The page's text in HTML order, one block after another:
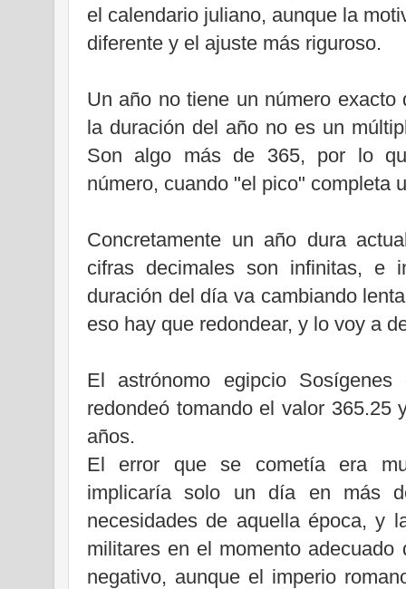
el calendario juliano, aunque la
diferente y el ajuste más riguroso.
Un año no tiene un número
la duración del año no es un
Son algo más de 365, por lo
número, cuando "el pico" completa
Concretamente un año dura
cifras decimales son infinitas, e
duración del día va cambiando
eso hay que redondear, y lo voy a
El astrónomo egipcio
redondeó tomando el valor
años.
El error que se cometía era
implicaría solo un día en más
necesidades de aquella época, y
militares en el momento
negativo, aunque el imperio